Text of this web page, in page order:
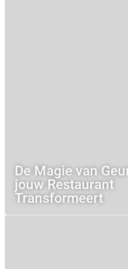
De Magie van
jouw Restaurant
Transformeert